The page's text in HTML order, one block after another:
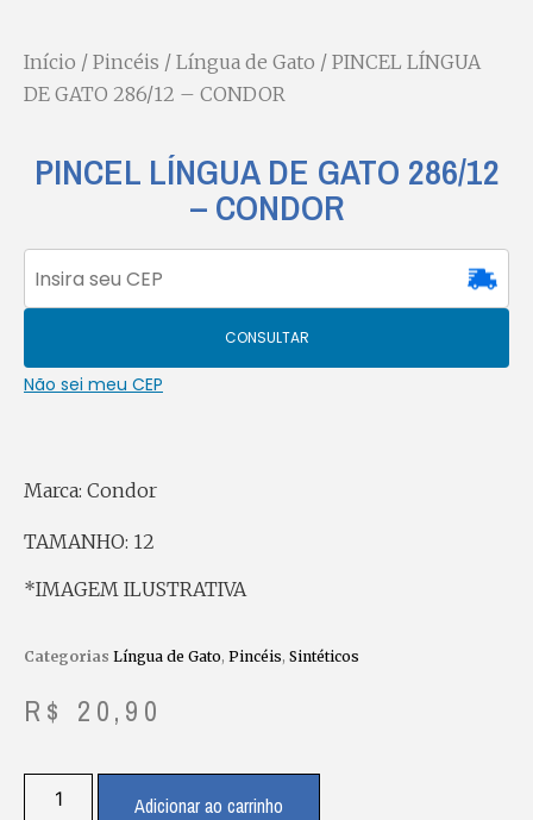
Início / Pincéis / Língua de Gato / PINCEL LÍNGUA
DE GATO 286/12 – CONDOR
PINCEL LÍNGUA DE GATO 286/12
– CONDOR
CONSULTAR
Não sei meu CEP
Marca: Condor
TAMANHO: 12
*IMAGEM ILUSTRATIVA
Categorias Língua de Gato, Pincéis, Sintéticos
R$ 20,90
Adicionar ao carrinho